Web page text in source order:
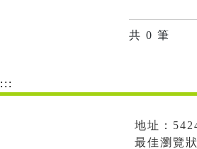
共 0 筆
:::
地址：
最佳瀏覽